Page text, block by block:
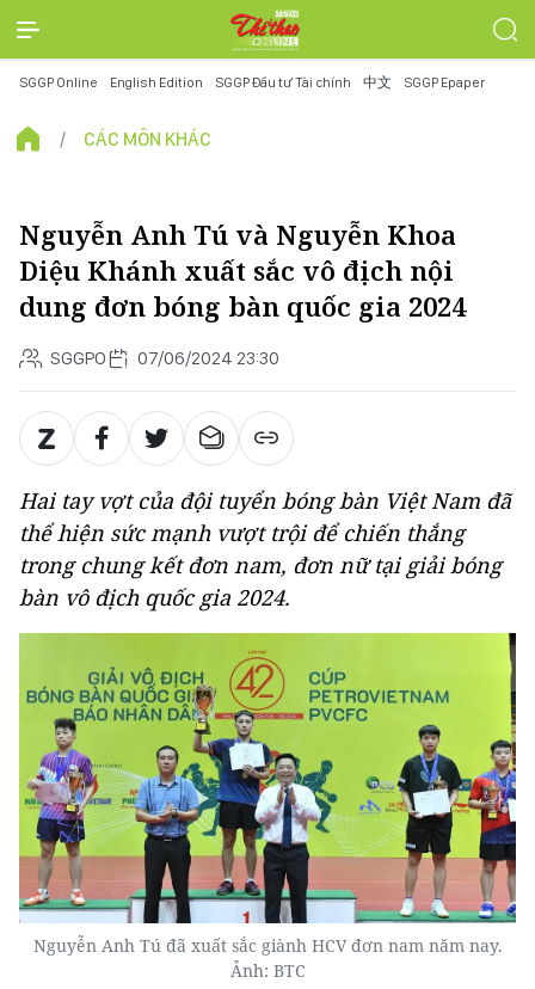
SGGP Online English Edition SGGP Đầu tư Tài chính 中文 SGGP Epaper
CÁC MÔN KHÁC
Nguyễn Anh Tú và Nguyễn Khoa
Diệu Khánh xuất sắc vô địch nội
dung đơn bóng bàn quốc gia 2024
SGGPO 07/06/2024 23:30
Hai tay vợt của đội tuyển bóng bàn Việt Nam đã
thể hiện sức mạnh vượt trội để chiến thắng
trong chung kết đơn nam, đơn nữ tại giải bóng
bàn vô địch quốc gia 2024.
Nguyễn Anh Tú đã xuất sắc giành HCV đơn nam năm nay.
Ảnh: BTC